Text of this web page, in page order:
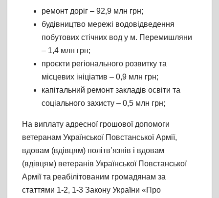
ремонт доріг – 92,9 млн грн;
будівництво мережі водовідведення
побутових стічних вод у м. Перемишляни
– 1,4 млн грн;
проєкти регіонального розвитку та
місцевих ініціатив – 0,9 млн грн;
капітальний ремонт закладів освіти та
соціального захисту – 0,5 млн грн;
На виплату адресної грошової допомоги
ветеранам Української Повстанської Армії,
вдовам (вдівцям) політв’язнів і вдовам
(вдівцям) ветеранів Української Повстанської
Армії та реабілітованим громадянам за
статтями 1-2, 1-3 Закону України «Про